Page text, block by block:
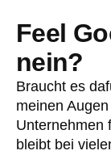
Feel
nein?
Braucht es
meinen
Unternehmen
bleibt bei